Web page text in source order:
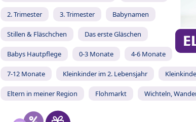
2. Trimester 3. Trimester Babynamen
Stillen & Fläschchen Das erste Gläschen
Babys Hautpflege 0-3 Monate 4-6 Monate
7-12 Monate Kleinkinder im 2. Lebensjahr
Eltern in meiner Region Flohmarkt Wichteln,